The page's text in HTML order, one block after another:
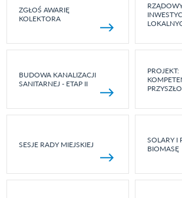
ZGŁOŚ AWARIĘ
KOLEKTORA
BUDOWA KANALIZACJI
SANITARNEJ - ETAP II
PROJEKT:
SESJE RADY MIEJSKIEJ
SOLARY I
BIOMASĘ